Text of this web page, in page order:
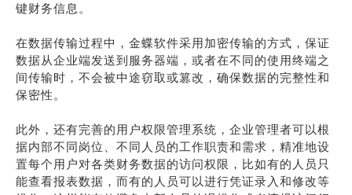
键财务信息。
在数据传输过程中，金蝶软件采用加密传输的方式，保证
数据从企业端发送到服务器端，或者在不同的使用终端之
间传输时，不会被中途窃取或篡改，确保数据的完整性和
保密性。
此外，还有完善的用户权限管理系统，企业管理者可以根
据内部不同岗位、不同人员的工作职责和需求，精准地设
置每个用户对各类财务数据的访问权限，比如有的人员只
能查看报表数据，而有的人员可以进行凭证录入和修改等